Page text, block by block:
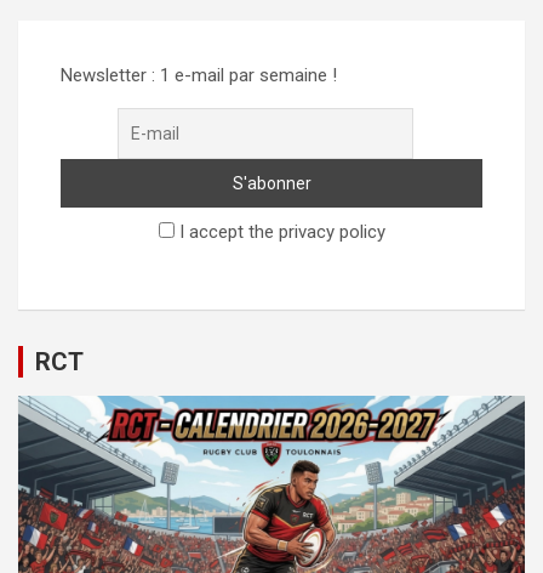
Newsletter : 1 e-mail par semaine !
I accept the privacy policy
RCT